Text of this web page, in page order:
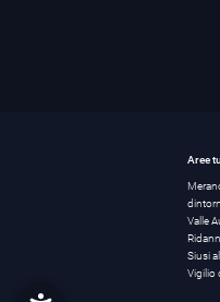
Aree
Valle
Siusi
Vigilio